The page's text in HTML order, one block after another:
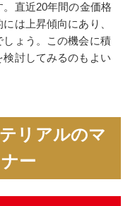
直近20年間の金価格
は上昇傾向にあり、
ょう。この機会に積
討してみるのもよい
リアルのマ
ー